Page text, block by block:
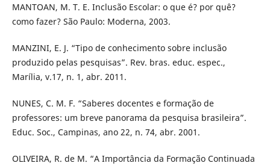
MANTOAN, M. T. E. Inclusão Escolar: o que é? por quê?
como fazer? São Paulo: Moderna, 2003.
MANZINI, E. J. “Tipo de conhecimento sobre inclusão
produzido pelas pesquisas”. Rev. bras. educ. espec.,
Marília, v.17, n. 1, abr. 2011.
NUNES, C. M. F. “Saberes docentes e formação de
professores: um breve panorama da pesquisa brasileira”.
Educ. Soc., Campinas, ano 22, n. 74, abr. 2001.
OLIVEIRA, R. de M. “A Importância da Formação Continuada